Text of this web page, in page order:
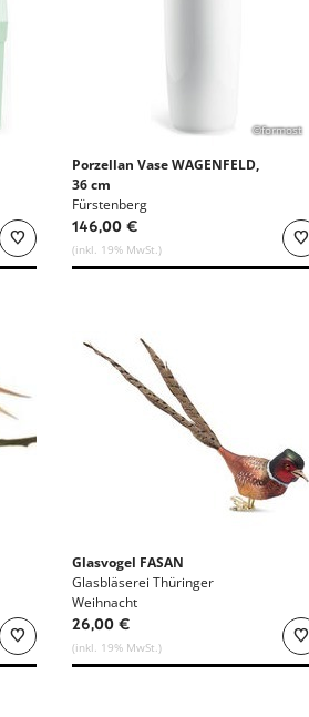
©formost
Porzellan Vase WAGENFELD,
36 cm
Fürstenberg
146,00 €
(inkl. 19% MwSt.)
Glasvogel FASAN
Glasbläserei Thüringer
Weihnacht
26,00 €
(inkl. 19% MwSt.)